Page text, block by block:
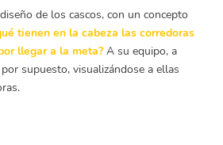
de los cascos, con un concepto
tienen en la cabeza las corredoras
llegar a la meta?A su equipo, a
supuesto, visualizándose a ellas